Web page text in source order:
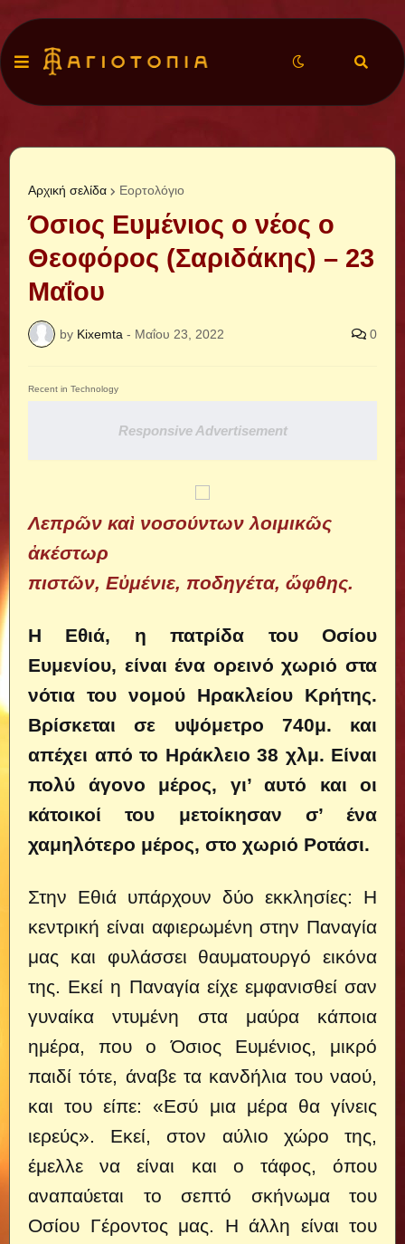
Αρχική σελίδα Εορτολόγιο
Όσιος Ευμένιος ο νέος ο
Θεοφόρος (Σαριδάκης) – 23
Μαΐου
by Kixemta - Μαΐου 23, 2022 0
Recent in Technology
Responsive Advertisement
Λεπρῶν καὶ νοσούντων λοιμικῶς
ἀκέστωρ
πιστῶν, Εὐμένιε, ποδηγέτα, ὤφθης.
Η Εθιά, η πατρίδα του Οσίου
Ευμενίου, είναι ένα ορεινό χωριό στα
νότια του νομού Ηρακλείου Κρήτης.
Βρίσκεται σε υψόμετρο 740μ. και
απέχει από το Ηράκλειο 38 χλμ. Είναι
πολύ άγονο μέρος, γι’ αυτό και οι
κάτοικοί του μετοίκησαν σ’ ένα
χαμηλότερο μέρος, στο χωριό Ροτάσι.
Στην Εθιά υπάρχουν δύο εκκλησίες: Η
κεντρική είναι αφιερωμένη στην Παναγία
μας και φυλάσσει θαυματουργό εικόνα
της. Εκεί η Παναγία είχε εμφανισθεί σαν
γυναίκα ντυμένη στα μαύρα κάποια
ημέρα, που ο Όσιος Ευμένιος, μικρό
παιδί τότε, άναβε τα κανδήλια του ναού,
και του είπε: «Εσύ μια μέρα θα γίνεις
ιερεύς». Εκεί, στον αύλιο χώρο της,
έμελλε να είναι και ο τάφος, όπου
αναπαύεται το σεπτό σκήνωμα του
Οσίου Γέροντος μας. Η άλλη είναι του